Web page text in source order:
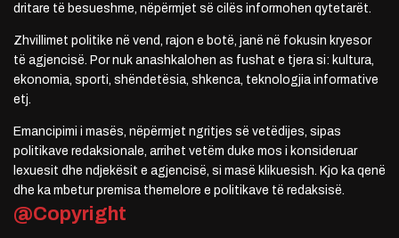
dritare të besueshme, nëpërmjet së cilës informohen qytetarët.
Zhvillimet politike në vend, rajon e botë, janë në fokusin kryesor
të agjencisë. Por nuk anashkalohen as fushat e tjera si: kultura,
ekonomia, sporti, shëndetësia, shkenca, teknologjia informative
etj.
Emancipimi i masës, nëpërmjet ngritjes së vetëdijes, sipas
politikave redaksionale, arrihet vetëm duke mos i konsideruar
lexuesit dhe ndjekësit e agjencisë, si masë klikuesish. Kjo ka qenë
dhe ka mbetur premisa themelore e politikave të redaksisë.
@Copyright